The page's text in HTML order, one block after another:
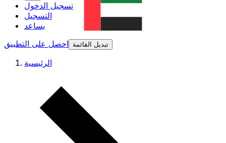
تسجيل الدخول
التسجيل
يساعد
احصل على التطبيق
تبديل القائمة
الرئيسية